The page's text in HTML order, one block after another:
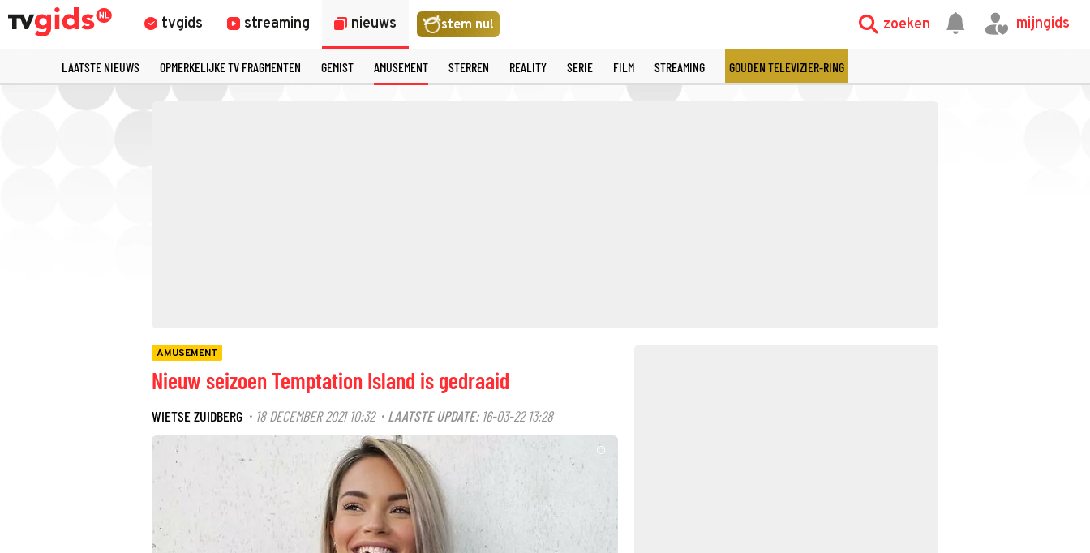
tvgids streaming nieuws stem nu! zoeken mijngids
LAATSTE NIEUWS OPMERKELIJKE TV FRAGMENTEN GEMIST AMUSEMENT STERREN REALITY SERIE FILM STREAMING GOUDEN TELEVIZIER-RING
AMUSEMENT
Nieuw seizoen Temptation Island is gedraaid
WIETSE ZUIDBERG · 18 DECEMBER 2021 10:32· LAATSTE UPDATE: 16-03-22 13:28
©